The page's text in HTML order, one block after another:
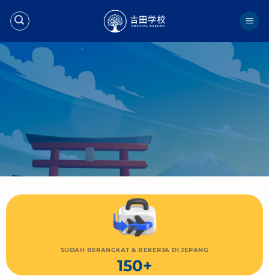
SUDAH BERANGKAT & BEKERJA DI JEPANG
150+